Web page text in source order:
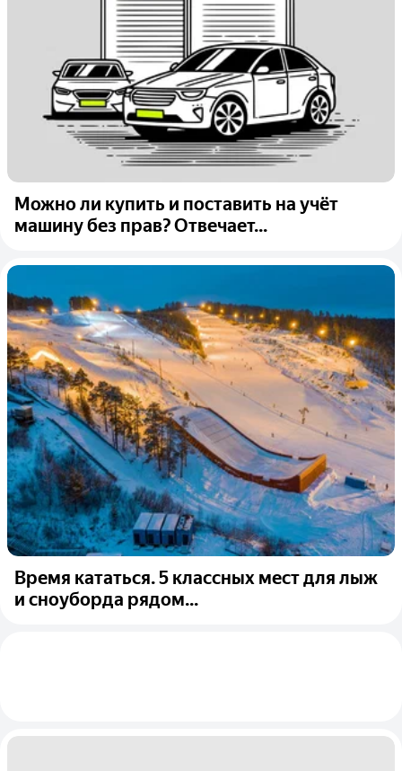
Можно ли купить и поставить на учёт
машину без прав? Отвечает...
Время кататься. 5 классных мест для лыж
и сноуборда рядом...